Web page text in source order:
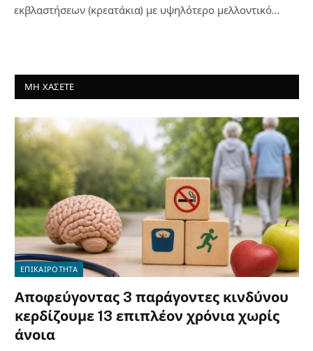
εκβλαστήσεων (κρεατάκια) με υψηλότερο μελλοντικό…
ΜΗ ΧΑΣΕΤΕ
ΕΠΙΚΑΙΡΟΤΗΤΑ
Αποφεύγοντας 3 παράγοντες κινδύνου
κερδίζουμε 13 επιπλέον χρόνια χωρίς
άνοια